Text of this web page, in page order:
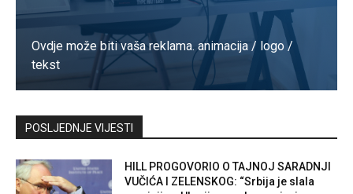
Ovdje može biti vaša reklama. animacija / logo /
tekst
Kontaktirajte nas
POSLJEDNJE VIJESTI
HILL PROGOVORIO O TAJNOJ SARADNJI
VUČIĆA I ZELENSKOG: “Srbija je slala